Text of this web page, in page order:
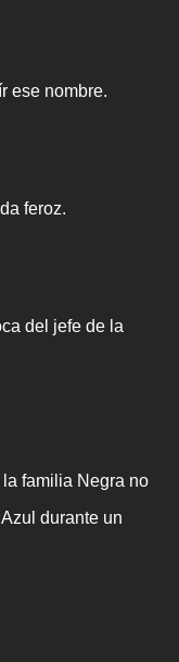
ese nombre.
feroz.
del jefe de la
familia Negra no
durante un